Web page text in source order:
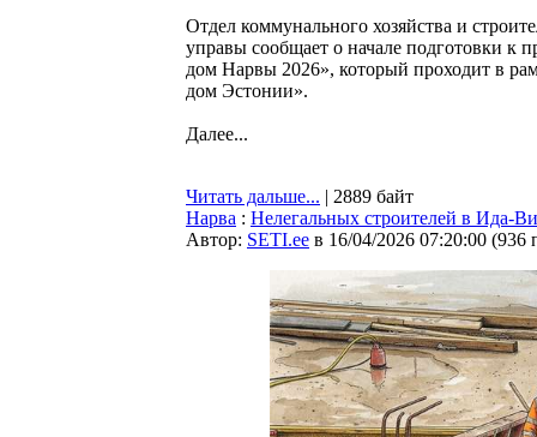
Отдел коммунального хозяйства и
управы сообщает о начале подготовки к
дом Нарвы 2026», который проходит в
дом Эстонии».
Далее...
Читать дальше... | 2889 байт
Нарва : Нелегальных строителей в Ида-
Автор: SETI.ee в 16/04/2026 07:20:00 (936